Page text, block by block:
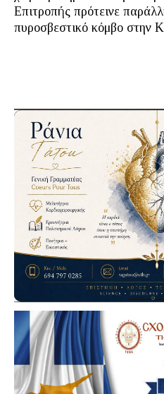
Επιτροπής πρότεινε
πυροσβεστικό κόμβο στην